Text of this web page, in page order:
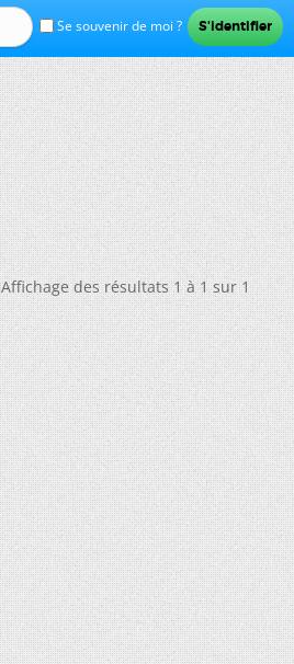
Se souvenir de moi ?
Affichage des résultats 1 à 1 sur 1